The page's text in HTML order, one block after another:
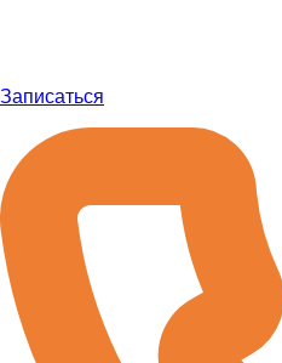
Записаться